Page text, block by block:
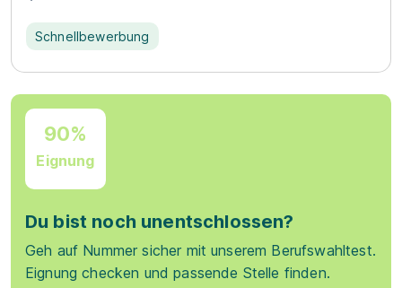
Schnellbewerbung
90%
Eignung
Du bist noch unentschlossen?
Geh auf Nummer sicher mit unserem Berufswahltest.
Eignung checken und passende Stelle finden.